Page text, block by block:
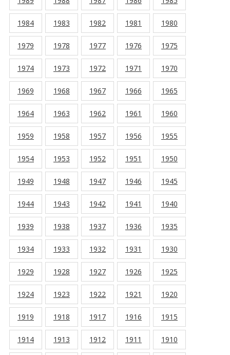
1984 1983 1982 1981 1980
1979 1978 1977 1976 1975
1974 1973 1972 1971 1970
1969 1968 1967 1966 1965
1964 1963 1962 1961 1960
1959 1958 1957 1956 1955
1954 1953 1952 1951 1950
1949 1948 1947 1946 1945
1944 1943 1942 1941 1940
1939 1938 1937 1936 1935
1934 1933 1932 1931 1930
1929 1928 1927 1926 1925
1924 1923 1922 1921 1920
1919 1918 1917 1916 1915
1914 1913 1912 1911 1910